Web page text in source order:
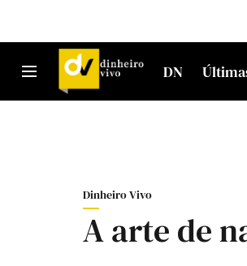
DN
Dinheiro Vivo
A arte de